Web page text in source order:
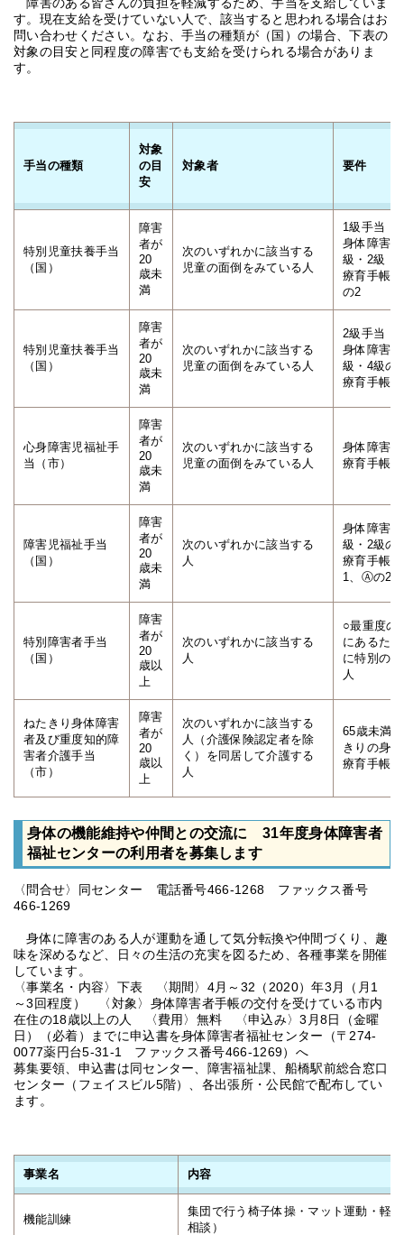
す。現在支給を受けていない人で、該当すると思われる場合はお
問い合わせください。なお、手当の種類が（国）の場合、下表の
対象の目安と同程度の障害でも支給を受けられる場合がありま
す。
手当の種類
対象
の目
安
対象者 要件
特別児童扶養手当
（国）
障害
者が
20
歳未
満
次のいずれかに該当する
児童の面倒をみている人
1級手当
身体障害
級・2級
療育手帳
の2
特別児童扶養手当
（国）
障害
者が
20
歳未
満
次のいずれかに該当する
児童の面倒をみている人
2級手当
身体障害
級・4級の
療育手帳
心身障害児福祉手
当（市）
障害
者が
20
歳未
満
次のいずれかに該当する
児童の面倒をみている人
身体障害
療育手帳
障害児福祉手当
（国）
障害
者が
20
歳未
満
次のいずれかに該当する
人
身体障害
級・2級の
療育手帳
1、Ⓐの2
特別障害者手当
（国）
障害
者が
20
歳以
上
次のいずれかに該当する
人
○最重度の
にあるた
に特別の
人
ねたきり身体障害
者及び重度知的障
害者介護手当
（市）
障害
者が
20
歳以
上
次のいずれかに該当する
人（介護保険認定者を除
く）を同居して介護する
人
65歳未満
きりの身
療育手帳Ⓐ
身体の機能維持や仲間との交流に 31年度身体障害者
福祉センターの利用者を募集します
〈問合せ〉同センター 電話番号466-1268 ファックス番号
466-1269
身体に障害のある人が運動を通して気分転換や仲間づくり、趣
味を深めるなど、日々の生活の充実を図るため、各種事業を開催
しています。
〈事業名・内容〉下表 〈期間〉4月～32（2020）年3月（月1
～3回程度） 〈対象〉身体障害者手帳の交付を受けている市内
在住の18歳以上の人 〈費用〉無料 〈申込み〉3月8日（金曜
日）（必着）までに申込書を身体障害者福祉センター（〒274-
0077薬円台5-31-1 ファックス番号466-1269）へ
募集要領、申込書は同センター、障害福祉課、船橋駅前総合窓口
センター（フェイスビル5階）、各出張所・公民館で配布してい
ます。
事業名 内容
機能訓練
集団で行う椅子体操・マット運動・軽
相談）